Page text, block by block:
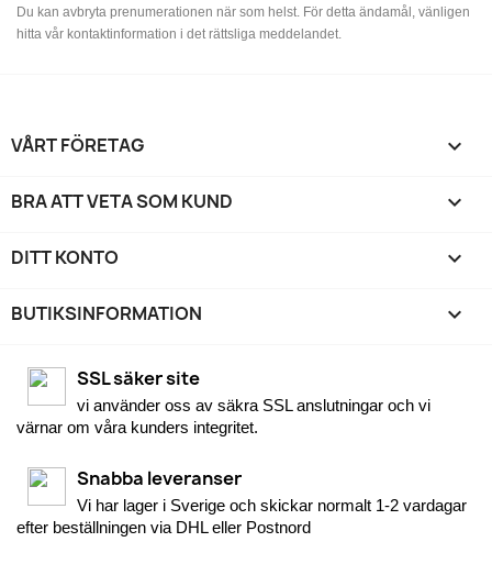
Du kan avbryta prenumerationen när som helst. För detta ändamål, vänligen
hitta vår kontaktinformation i det rättsliga meddelandet.
VÅRT FÖRETAG 
BRA ATT VETA SOM KUND 
DITT KONTO 
BUTIKSINFORMATION keyboard_arrow_down
SSL säker site
vi använder oss av säkra SSL anslutningar och vi
värnar om våra kunders integritet.
Snabba leveranser
Vi har lager i Sverige och skickar normalt 1-2 vardagar
efter beställningen via DHL eller Postnord